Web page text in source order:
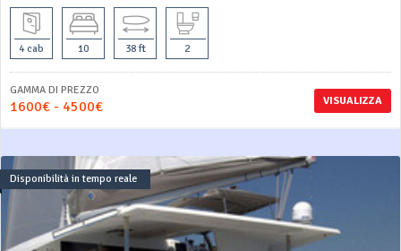
4 cab 10 38 ft 2
VISUALIZZA
GAMMA DI PREZZO
1600€ - 4500€
Disponibilità in tempo reale